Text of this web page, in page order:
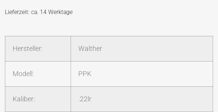
Lieferzeit: ca. 14 Werktage
Hersteller: Walther
Modell: PPK
Kaliber: .22lr